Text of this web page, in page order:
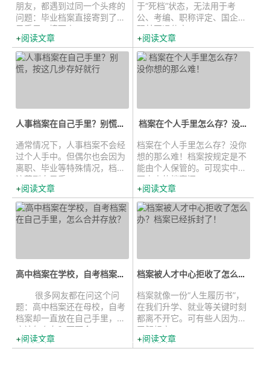
朋友，都遇到过同一个头疼的
问题：毕业档案直接寄到了自
己手里，接下来...
阅读文章
于“死档”状态，无法用于考
公、考编、职称评定、国企入
职甚至退休审...
阅读文章
人事档案在自己手里？别慌，按这几步...
通常情况下，人事档案不会经
过个人手中。但偶尔也会因为
离职、毕业等特殊情况，档案
流落到自己手...
阅读文章
档案在个人手里怎么存？没你想的...
档案在个人手里怎么存？没你
想的那么难！档案按规定是不
能由个人保管的。可现实中，
不少人的档案还...
阅读文章
高中档案在学校，自考档案在自己手...
很多网友都在问这个问
题：高中档案还在母校，自考
档案却一直放在自己手里，到
底该怎么存？下面介...
阅读文章
档案被人才中心拒收了怎么办？档案...
档案就像一份“人生履历书”，
在我们升学、就业等关键时刻
都离不开它。可有些人因为不
了解规定，...
阅读文章